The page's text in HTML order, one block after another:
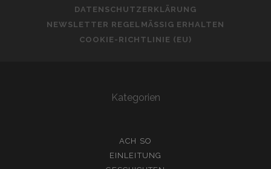
DATENSCHUTZERKLÄRUNG
NEWSLETTER REGELMÄSSIG ERHALTEN
COOKIE-RICHTLINIE (EU)
Kategorien
ACH SO
EINLEITUNG